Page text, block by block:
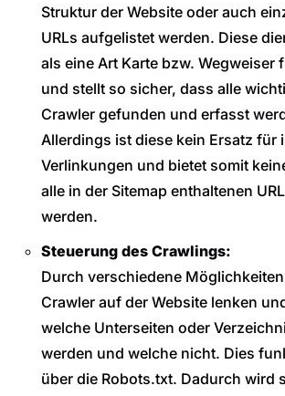
Struktur der Website oder auch
URLs aufgelistet werden. Diese
als eine Art Karte bzw. Wegweiser
und stellt so sicher, dass alle
Crawler gefunden und erfasst
Allerdings ist diese kein Ersatz für
Verlinkungen und bietet somit
alle in der Sitemap enthaltenen
werden.
Steuerung des Crawlings:
Durch verschiedene
Crawler auf der Website lenken
welche Unterseiten oder
werden und welche nicht. Dies
über die Robots.txt. Dadurch wird